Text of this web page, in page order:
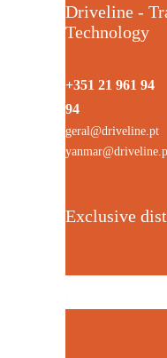
Driveline -
Technology
+351 21 961 94
94
geral@driveline.pt
Exclusive